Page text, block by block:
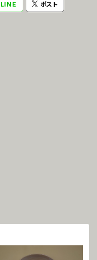
LINE ポスト